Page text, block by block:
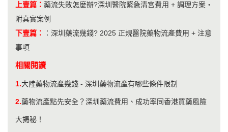
上壹篇： 藥流失敗怎麼辦?深圳醫院緊急清宮費用 + 調理方案・
附真實案例
下壹篇：
： 深圳藥流幾錢? 2025 正規醫院藥物流產費用 + 注意
事項
相關閱讀
1.大陸藥物流產幾錢 - 深圳藥物流產有哪些條件限制
2.藥物流產點先安全？深圳藥流費用、成功率同香港買藥風險
大揭秘！